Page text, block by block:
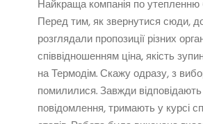
Найкраща компанія по утепленню
Перед тим, як звернутися сюди,
розглядали пропозиції різних
співвідношенням ціна, якість
на Термодім. Скажу одразу, з
помилилися. Завжди відповідають
повідомлення, тримають у курсі